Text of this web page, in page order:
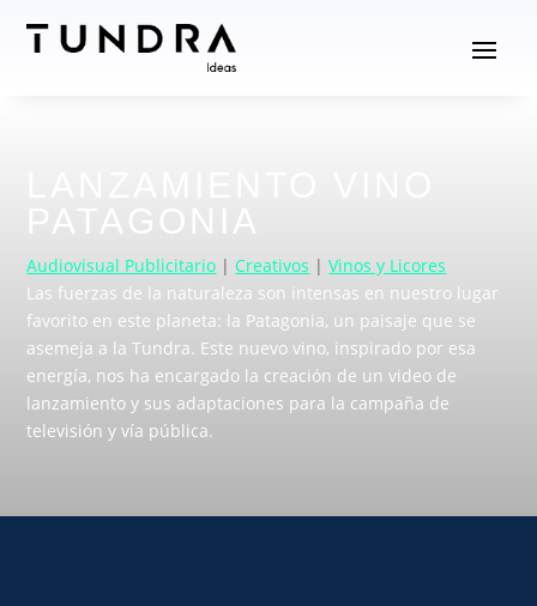
PATAGONIA
Audiovisual Publicitario |Creativos |Vinos y Licores
Las fuerzas de la naturaleza son intensas en nuestro lugar
favorito en este planeta: la Patagonia, un paisaje que se
asemeja a la Tundra. Este nuevo vino, inspirado por esa
energía, nos ha encargado la creación de un video de
lanzamiento y sus adaptaciones para la campaña de
televisión y vía pública.